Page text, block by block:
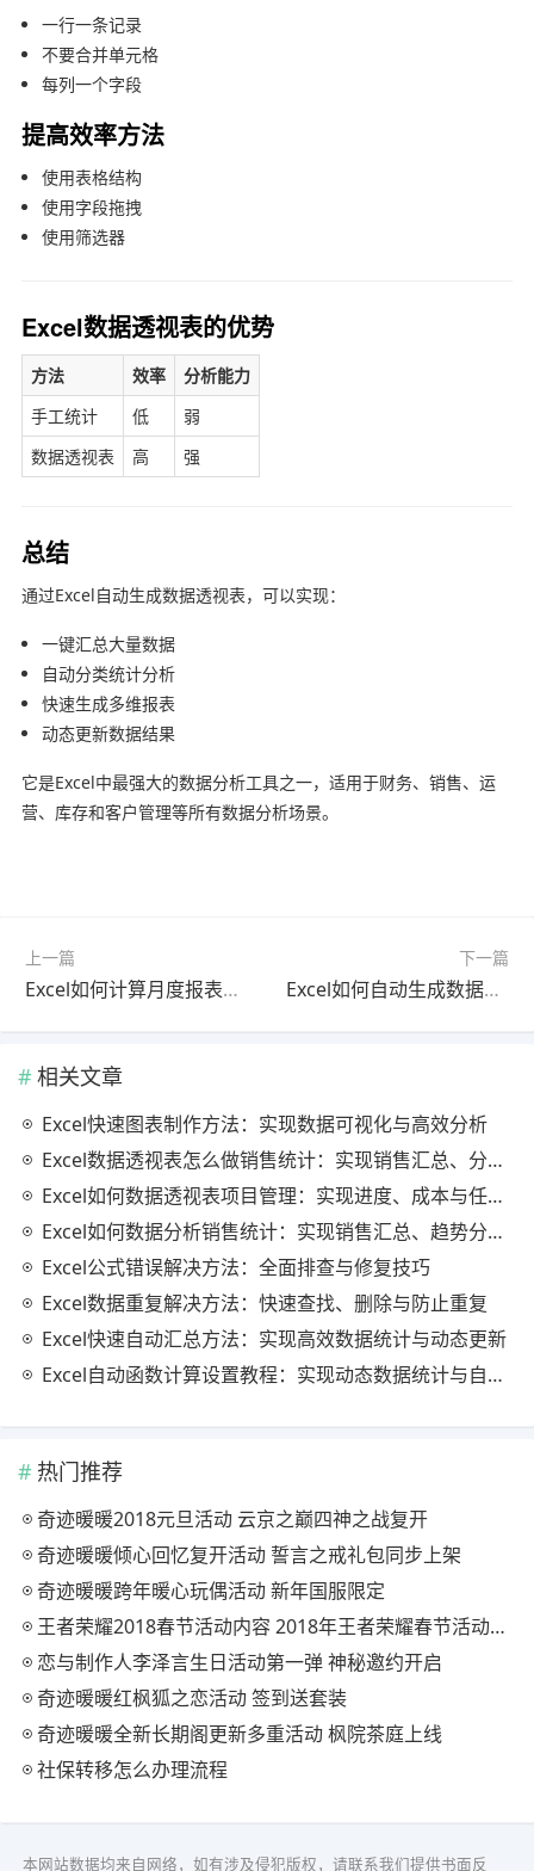
一行一条记录
不要合并单元格
每列一个字段
提高效率方法
使用表格结构
使用字段拖拽
使用筛选器
Excel数据透视表的优势
方法 效率
分析能力
手工统计
低
弱
数据透视表
高 强
总结
通过Excel自动生成数据透视表，可以实现：
一键汇总大量数据
自动分类统计分析
快速生成多维报表
动态更新数据结果
它是Excel中最强大的数据分析工具之一，适用于财务、销售、运
营、库存和客户管理等所有数据分析场景。
上一篇
Excel如何计算月度报表？完整方法与自动汇总实战教程
下一篇
Excel如何自动生成数据透视表？完整方法与高效报表自动化教程
相关文章
Excel快速图表制作方法：实现数据可视化与高效分析
Excel数据透视表怎么做销售统计：实现销售汇总、分析与动态监控
Excel如何数据透视表项目管理：实现进度、成本与任务的高效分析
Excel如何数据分析销售统计：实现销售汇总、趋势分析与业绩优化
Excel公式错误解决方法：全面排查与修复技巧
Excel数据重复解决方法：快速查找、删除与防止重复
Excel快速自动汇总方法：实现高效数据统计与动态更新
Excel自动函数计算设置教程：实现动态数据统计与自动更新
热门推荐
奇迹暖暖2018元旦活动 云京之巅四神之战复开
奇迹暖暖倾心回忆复开活动 誓言之戒礼包同步上架
奇迹暖暖跨年暖心玩偶活动 新年国服限定
王者荣耀2018春节活动内容 2018年王者荣耀春节活动大全
恋与制作人李泽言生日活动第一弹 神秘邀约开启
奇迹暖暖红枫狐之恋活动 签到送套装
奇迹暖暖全新长期阁更新多重活动 枫院茶庭上线
社保转移怎么办理流程
本网站数据均来自网络，如有涉及侵犯版权，请联系我们提供书面反